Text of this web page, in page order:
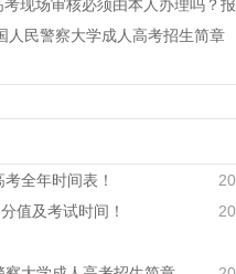
考现场审核必须由本人办理吗？
人民警察大学成人高考招生简章
全年时间表！
值及考试时间！